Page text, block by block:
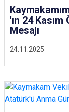
Kaynaşlı
Yığılca
24.11.2025
'ın 24
Mesajı